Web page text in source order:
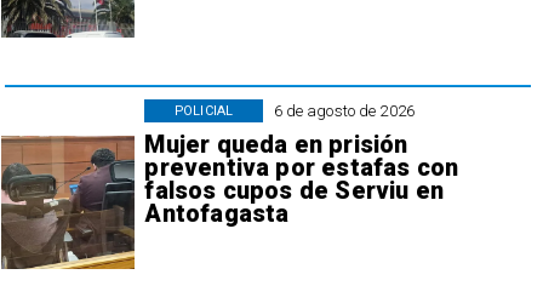
6 de agosto de 2026
Mujer queda en prisión
preventiva por estafas con
falsos cupos de Serviu en
Antofagasta
POLICIAL